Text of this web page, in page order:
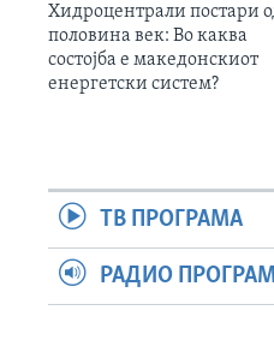
Хидроцентрали постари
половина век: Во каква
состојба е македонскиот
енергетски систем?
ТВ ПРОГРАМА
РАДИО